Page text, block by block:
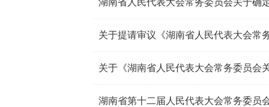
湖南省第十二届人民代表大会常务委员